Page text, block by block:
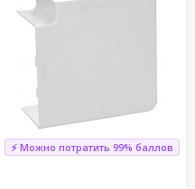
⚡ Можно потратить 99% баллов